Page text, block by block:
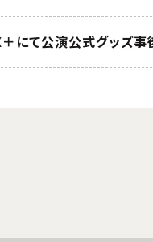
にて公演公式グッズ事